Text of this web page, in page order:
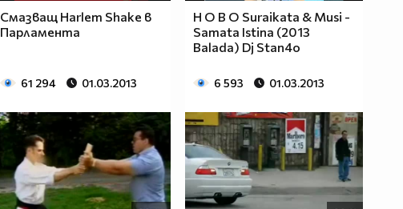
Смазващ Harlem Shake в
Парламента
61 294 01.03.2013
Н О В О Suraikata & Musi -
Samata Istina (2013
Balada) Dj Stan4o
6 593 01.03.2013